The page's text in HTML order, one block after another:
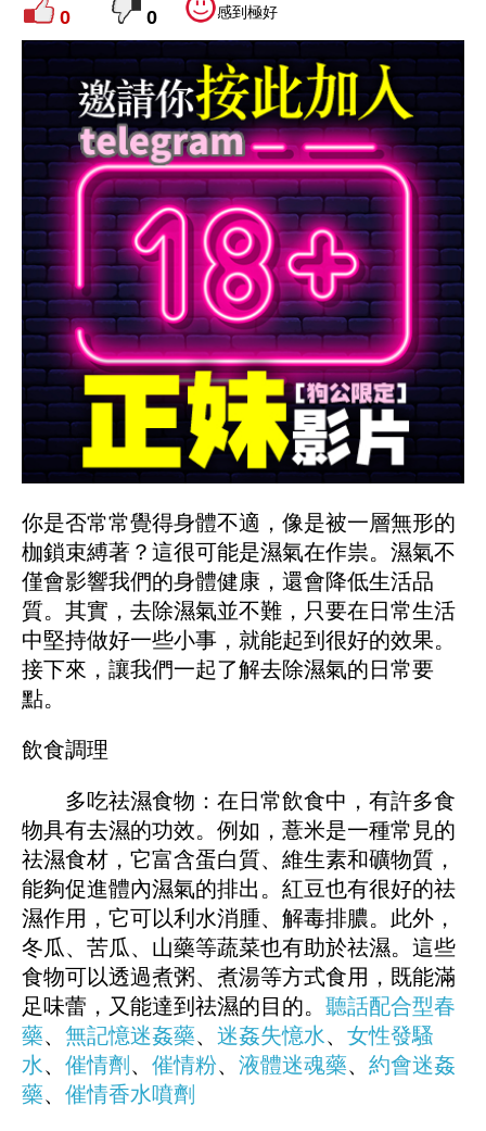
0 0 感到極好
你是否常常覺得身體不適，像是被一層無形的
枷鎖束縛著？這很可能是濕氣在作祟。濕氣不
僅會影響我們的身體健康，還會降低生活品
質。其實，去除濕氣並不難，只要在日常生活
中堅持做好一些小事，就能起到很好的效果。
接下來，讓我們一起了解去除濕氣的日常要
點。
飲食調理
多吃祛濕食物：在日常飲食中，有許多食
物具有去濕的功效。例如，薏米是一種常見的
祛濕食材，它富含蛋白質、維生素和礦物質，
能夠促進體內濕氣的排出。紅豆也有很好的祛
濕作用，它可以利水消腫、解毒排膿。此外，
冬瓜、苦瓜、山藥等蔬菜也有助於祛濕。這些
食物可以透過煮粥、煮湯等方式食用，既能滿
足味蕾，又能達到祛濕的目的。 聽話配合型春
藥、 無記憶迷姦藥、 迷姦失憶水、 女性發騷
水、 催情劑 、 催情粉、 液體迷魂藥、 約會迷姦
藥、 催情香水噴劑